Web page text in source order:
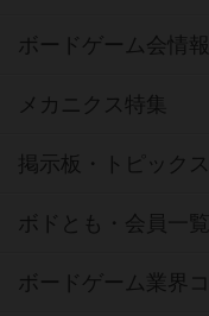
ボードゲーム会情報
メカニクス特集
掲示板・トピックス
ボドとも・会員一覧
ボードゲーム業界